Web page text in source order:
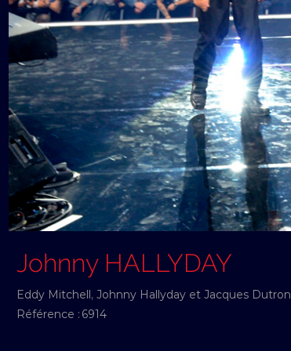
Johnny HALLYDAY
Eddy Mitchell, Johnny Hallyday et Jacques
Référence : 6914